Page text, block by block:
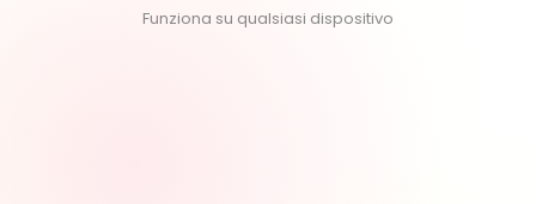
Funziona su qualsiasi dispositivo